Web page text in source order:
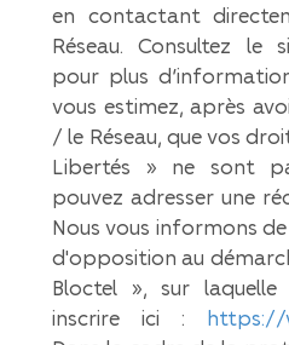
en contactant
Réseau. Consultez le
pour plus
vous estimez, après
/ le Réseau, que vos
Libertés » ne sont
pouvez adresser une
Nous vous informons de
d'opposition au
Bloctel », sur
inscrire ici : https://